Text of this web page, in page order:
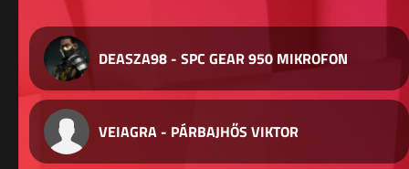
DEASZA98 - SPC GEAR 950 MIKROFON
VEIAGRA - PÁRBAJHŐS VIKTOR